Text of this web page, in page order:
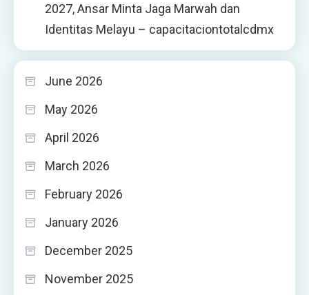
2027, Ansar Minta Jaga Marwah dan
Identitas Melayu – capacitaciontotalcdmx
June 2026
May 2026
April 2026
March 2026
February 2026
January 2026
December 2025
November 2025